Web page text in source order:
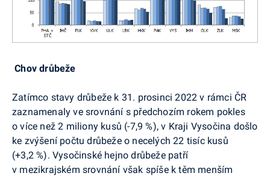
Chov drůbeže
Zatímco stavy drůbeže k 31. prosinci 2022 v rámci ČR
zaznamenaly ve srovnání s předchozím rokem pokles
o více než 2 miliony kusů (-7,9 %), v Kraji Vysočina došlo
ke zvýšení počtu drůbeže o necelých 22 tisíc kusů
(+3,2 %). Vysočinské hejno drůbeže patří
v mezikrajském srovnání však spíše k těm menším